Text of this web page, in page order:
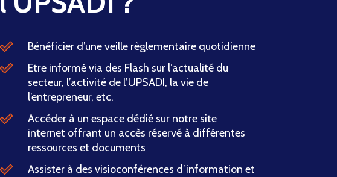
Bénéficier d’une veille règlementaire quotidienne
Etre informé via des Flash sur l’actualité du
secteur, l’activité de l’UPSADI, la vie de
l’entrepreneur, etc.
Accéder à un espace dédié sur notre site
internet offrant un accès réservé à différentes
ressources et documents
Assister à des visioconférences d’information et